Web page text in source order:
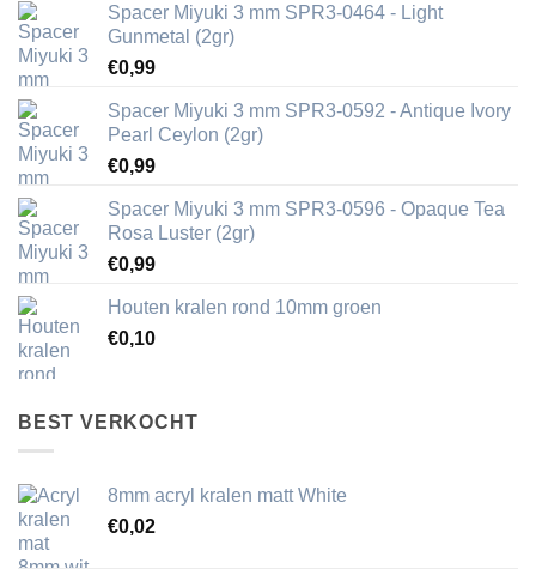
Spacer Miyuki 3 mm SPR3-0464 - Light
Gunmetal (2gr)
€0,99
Spacer Miyuki 3 mm SPR3-0592 - Antique Ivory
Pearl Ceylon (2gr)
€0,99
Spacer Miyuki 3 mm SPR3-0596 - Opaque Tea
Rosa Luster (2gr)
€0,99
Houten kralen rond 10mm groen
€0,10
BEST VERKOCHT
8mm acryl kralen matt White
€0,02